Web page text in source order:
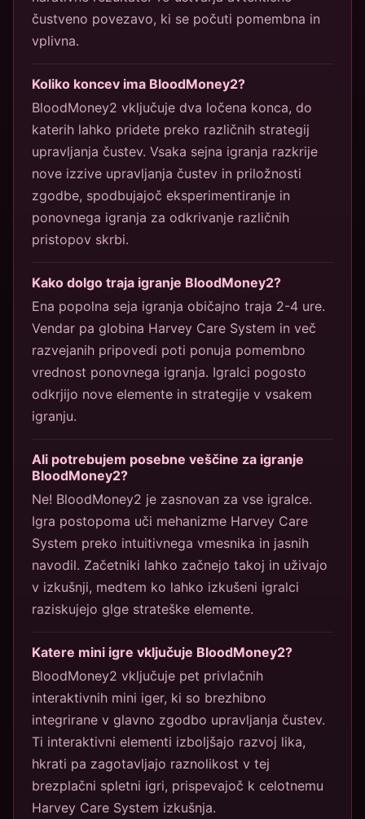
čustveno povezavo, ki se počuti pomembna in
vplivna.
Koliko koncev ima BloodMoney2?
BloodMoney2 vključuje dva ločena konca, do
katerih lahko pridete preko različnih strategij
upravljanja čustev. Vsaka sejna igranja razkrije
nove izzive upravljanja čustev in priložnosti
zgodbe, spodbujajoč eksperimentiranje in
ponovnega igranja za odkrivanje različnih
pristopov skrbi.
Kako dolgo traja igranje BloodMoney2?
Ena popolna seja igranja običajno traja 2-4 ure.
Vendar pa globina Harvey Care System in več
razvejanih pripovedi poti ponuja pomembno
vrednost ponovnega igranja. Igralci pogosto
odkrjijo nove elemente in strategije v vsakem
igranju.
Ali potrebujem posebne veščine za igranje
BloodMoney2?
Ne! BloodMoney2 je zasnovan za vse igralce.
Igra postopoma uči mehanizme Harvey Care
System preko intuitivnega vmesnika in jasnih
navodil. Začetniki lahko začnejo takoj in uživajo
v izkušnji, medtem ko lahko izkušeni igralci
raziskujejo glge strateške elemente.
Katere mini igre vključuje BloodMoney2?
BloodMoney2 vključuje pet privlačnih
interaktivnih mini iger, ki so brezhibno
integrirane v glavno zgodbo upravljanja čustev.
Ti interaktivni elementi izboljšajo razvoj lika,
hkrati pa zagotavljajo raznolikost v tej
brezplačni spletni igri, prispevajoč k celotnemu
Harvey Care System izkušnja.